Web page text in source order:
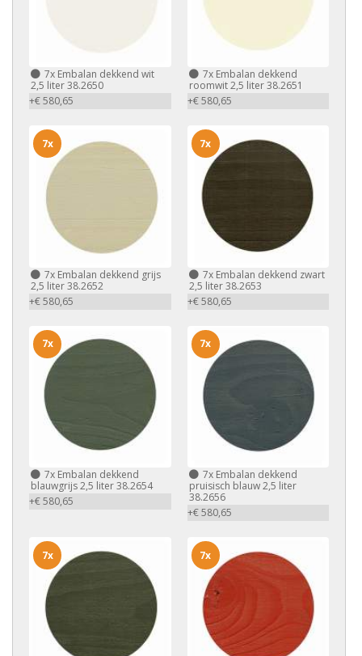
7x Embalan dekkend wit
2,5 liter 38.2650
+€ 580,65
7xEmbalan dekkend
roomwit 2,5 liter 38.2651
+€ 580,65
7x Embalan dekkend grijs
2,5 liter 38.2652
+€ 580,65
7x
7xEmbalan dekkend zwart
2,5 liter 38.2653
+€ 580,65
7x
7x Embalan dekkend
blauwgrijs 2,5 liter 38.2654
+€ 580,65
7x
7xEmbalan dekkend
pruisisch blauw 2,5 liter
38.2656
+€ 580,65
7x
7x 7x